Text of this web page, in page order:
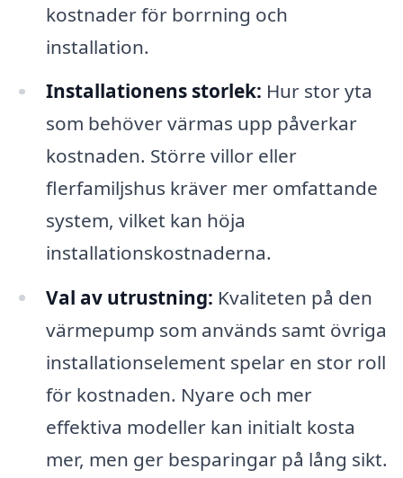
kostnader för borrning och
installation.
Installationens storlek: Hur stor yta
som behöver värmas upp påverkar
kostnaden. Större villor eller
flerfamiljshus kräver mer omfattande
system, vilket kan höja
installationskostnaderna.
Val av utrustning: Kvaliteten på den
värmepump som används samt övriga
installationselement spelar en stor roll
för kostnaden. Nyare och mer
effektiva modeller kan initialt kosta
mer, men ger besparingar på lång sikt.